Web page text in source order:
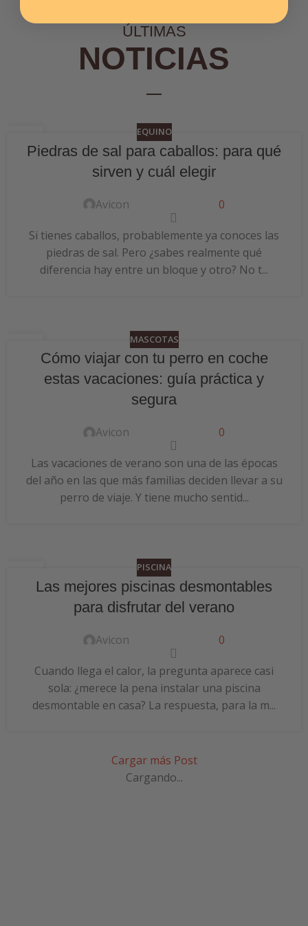
ÚLTIMAS
NOTICIAS
JUL
EQUINO
Piedras de sal para caballos: para qué
sirven y cuál elegir
Avicon 0
Si tienes caballos, probablemente ya conoces las
piedras de sal. Pero ¿sabes realmente qué
diferencia hay entre un bloque y otro? No t...
MASCOTAS
Cómo viajar con tu perro en coche
estas vacaciones: guía práctica y
segura
Avicon 0
Las vacaciones de verano son una de las épocas
del año en las que más familias deciden llevar a su
perro de viaje. Y tiene mucho sentid...
PISCINA
Las mejores piscinas desmontables
para disfrutar del verano
Avicon 0
Cuando llega el calor, la pregunta aparece casi
sola: ¿merece la pena instalar una piscina
desmontable en casa? La respuesta, para la m...
Cargar más Post
Cargando...